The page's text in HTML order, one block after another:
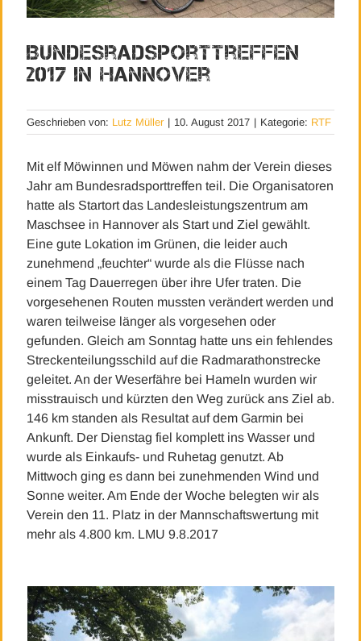
Bundesradsporttreffen
2017 in Hannover
Geschrieben von: Lutz Müller | 10. August 2017 | Kategorie: RTF
Mit elf Möwinnen und Möwen nahm der Verein dieses
Jahr am Bundesradsporttreffen teil. Die Organisatoren
hatte als Startort das Landesleistungszentrum am
Maschsee in Hannover als Start und Ziel gewählt.
Eine gute Lokation im Grünen, die leider auch
zunehmend „feuchter“ wurde als die Flüsse nach
einem Tag Dauerregen über ihre Ufer traten. Die
vorgesehenen Routen mussten verändert werden und
waren teilweise länger als vorgesehen oder
gefunden. Gleich am Sonntag hatte uns ein fehlendes
Streckenteilungsschild auf die Radmarathonstrecke
geleitet. An der Weserfähre bei Hameln wurden wir
misstrauisch und kürzten den Weg zurück ans Ziel ab.
146 km standen als Resultat auf dem Garmin bei
Ankunft. Der Dienstag fiel komplett ins Wasser und
wurde als Einkaufs- und Ruhetag genutzt. Ab
Mittwoch ging es dann bei zunehmenden Wind und
Sonne weiter. Am Ende der Woche belegten wir als
Verein den 11. Platz in der Mannschaftswertung mit
mehr als 4.800 km. LMU 9.8.2017